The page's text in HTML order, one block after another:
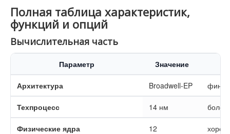
Полная таблица характеристик,
функций и опций
Вычислительная часть
Параметр Значение
Архитектура Broadwell-EP
Техпроцесс 14 нм более
Физические ядра 12